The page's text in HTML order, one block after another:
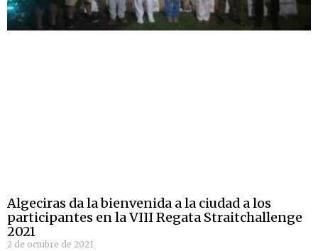
Algeciras da la bienvenida a la ciudad a los
participantes en la VIII Regata Straitchallenge
2021
2 de octubre de 2021